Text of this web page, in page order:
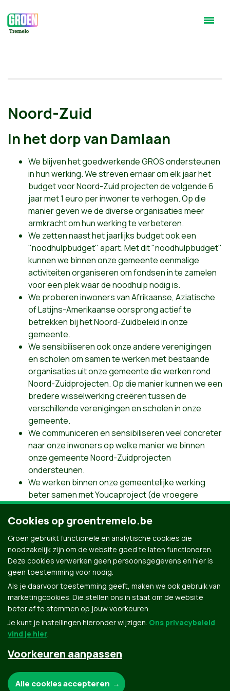
Noord-Zuid
In het dorp van Damiaan
We blijven het goedwerkende GROS ondersteunen
in hun werking. We streven ernaar om elk jaar het
budget voor Noord-Zuid projecten de volgende 6
jaar met 1 euro per inwoner te verhogen. Op die
manier geven we de diverse organisaties meer
armkracht om hun werking te verbeteren.
We zetten naast het jaarlijks budget ook een
"noodhulpbudget" apart. Met dit "noodhulpbudget"
kunnen we binnen onze gemeente eenmalige
activiteiten organiseren om fondsen in te zamelen
voor een plek waar de noodhulp nodig is.
We proberen inwoners van Afrikaanse, Aziatische
of Latijns-Amerikaanse oorsprong actief te
betrekken bij het Noord-Zuidbeleid in onze
gemeente.
We sensibiliseren ook onze andere verenigingen
en scholen om samen te werken met bestaande
organisaties uit onze gemeente die werken rond
Noord-Zuidprojecten. Op die manier kunnen we een
bredere wisselwerking creëren tussen de
verschillende verenigingen en scholen in onze
gemeente.
We communiceren en sensibiliseren veel concreter
naar onze inwoners op welke manier we binnen
onze gemeente Noord-Zuidprojecten
ondersteunen.
We werken binnen onze gemeentelijke werking
beter samen met Youcaproject (de vroegere
Zuiddag) waarbij we kinderen voor een dag laten
meewerken binnen onze diensten.
proberen meer inwoners, verenigingen,
handelaars, etc te overtuigen om meer in te zetten
op Fair Tradeprodukten (ook lokaal).
Groen.be
Cookies op groentremelo.be
Groen gebruikt functionele en analytische cookies die
noodzakelijk zijn om de website goed te laten functioneren.
Deze cookies verwerken geen persoonsgegevens en hier is
geen toestemming voor nodig.
Als je daarvoor toestemming geeft, maken we ook gebruik van
marketingcookies. Die stellen ons in staat om de website
beter af te stemmen op jouw voorkeuren.
Je kunt je instellingen hieronder wijzigen. Ons privacybeleid
vind je hier.
Voorkeuren aanpassen
Alle cookies accepteren